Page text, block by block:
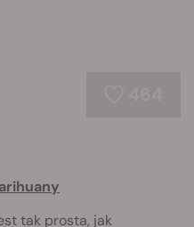
tak prosta, jak